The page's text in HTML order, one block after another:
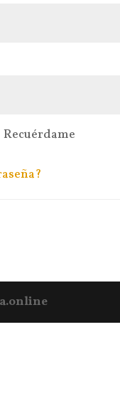
Recuérdame